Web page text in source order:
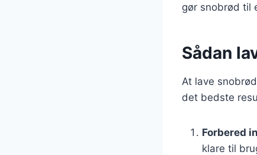
gør snobrød til
Sådan
At lave
det bedste
Forbered
klare til